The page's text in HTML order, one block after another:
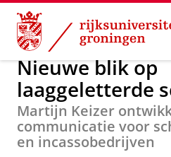
Skip
Content
Skip
Navigation
Over ons Actueel Nieuws
Nieuwe blik op
laaggeletterde
Martijn Keizer
communicatie voor
en incassobedrijven